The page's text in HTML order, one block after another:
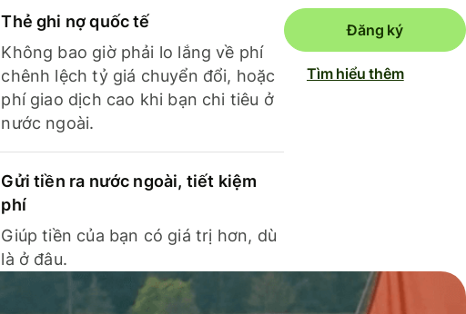
Thẻ ghi nợ quốc tế
Không bao giờ phải lo lắng về phí
chênh lệch tỷ giá chuyển đổi, hoặc
phí giao dịch cao khi bạn chi tiêu ở
nước ngoài.
Gửi tiền ra nước ngoài, tiết kiệm
phí
Giúp tiền của bạn có giá trị hơn, dù
là ở đâu.
Đăng ký
Tìm hiểu thêm